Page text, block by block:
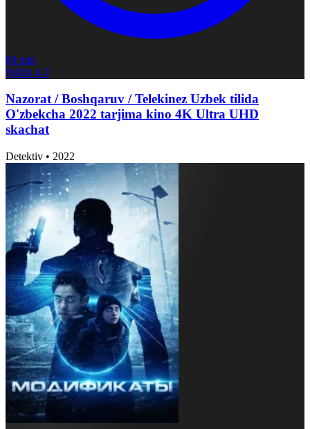
89 min
IMDb 4.3
Nazorat / Boshqaruv / Telekinez Uzbek tilida
O'zbekcha 2022 tarjima kino 4K Ultra UHD
skachat
Detektiv • 2022